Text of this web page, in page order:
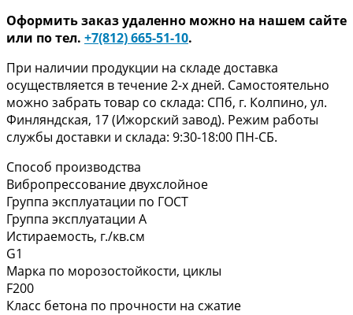
Оформить заказ удаленно можно на нашем сайте
или по тел. +7(812) 665-51-10.
При наличии продукции на складе доставка
осуществляется в течение 2-х дней. Самостоятельно
можно забрать товар со склада: СПб, г. Колпино, ул.
Финляндская, 17 (Ижорский завод). Режим работы
службы доставки и склада: 9:30-18:00 ПН-СБ.
Способ производства
Вибропрессование двухслойное
Группа эксплуатации по ГОСТ
Группа эксплуатации А
Истираемость, г./кв.см
G1
Марка по морозостойкости, циклы
F200
Класс бетона по прочности на сжатие